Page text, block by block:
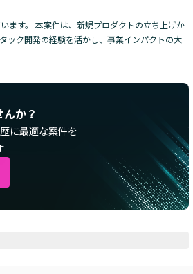
ます。 本案件は、新規プロダクトの立ち上げか
ック開発の経験を活かし、事業インパクトの大
か？
に最適な案件を